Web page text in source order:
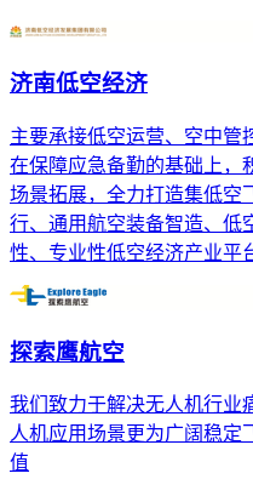
济南低空经济
主要承接低空运营、空中管
在保障应急备勤的基础上，
场景拓展，全力打造集低空
行、通用航空装备智造、低
性、专业性低空经济产业平
探索鹰航空
我们致力于解决无人机行业
人机应用场景更为广阔稳定
值